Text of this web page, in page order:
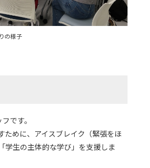
の様子
です。
めに、アイスブレイク（緊張をほ
学生の主体的な学び」を支援しま